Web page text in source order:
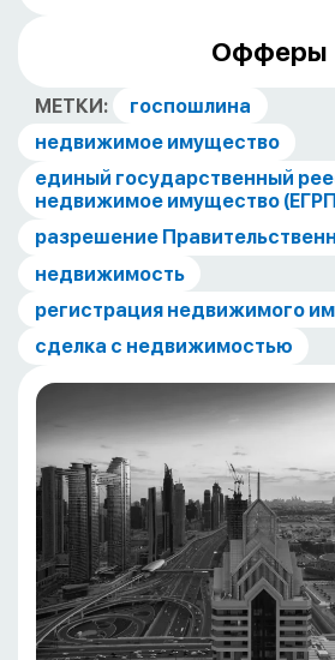
Офферы
МЕТКИ:
госпошлина
недвижимое имущество
единый государственный
недвижимое имущество
разрешение
недвижимость
регистрация недвижимого
сделка с недвижимостью